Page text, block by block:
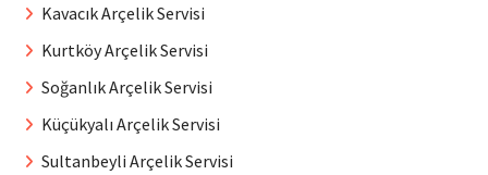
Kavacık Arçelik Servisi
Kurtköy Arçelik Servisi
Soğanlık Arçelik Servisi
Küçükyalı Arçelik Servisi
Sultanbeyli Arçelik Servisi